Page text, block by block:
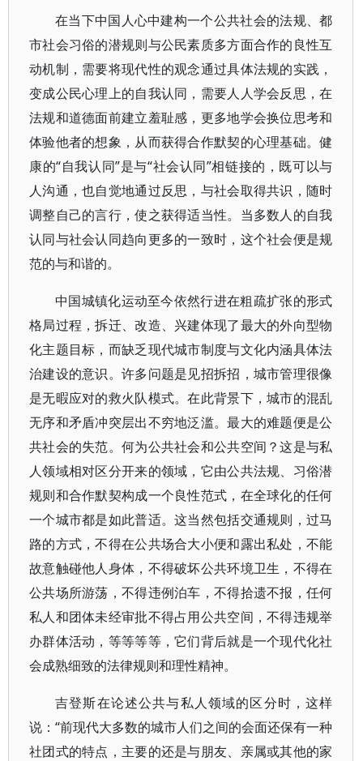
在当下中国人心中建构一个公共社会的法规、都
市社会习俗的潜规则与公民素质多方面合作的良性互
动机制，需要将现代性的观念通过具体法规的实践，
变成公民心理上的自我认同，需要人人学会反思，在
法规和道德面前建立羞耻感，更多地学会换位思考和
体验他者的想象，从而获得合作默契的心理基础。健
康的“自我认同”是与“社会认同”相链接的，既可以与
人沟通，也自觉地通过反思，与社会取得共识，随时
调整自己的言行，使之获得适当性。当多数人的自我
认同与社会认同趋向更多的一致时，这个社会便是规
范的与和谐的。
中国城镇化运动至今依然行进在粗疏扩张的形式
格局过程，拆迁、改造、兴建体现了最大的外向型物
化主题目标，而缺乏现代城市制度与文化内涵具体法
治建设的意识。许多问题是见招拆招，城市管理很像
是无暇应对的救火队模式。在此背景下，城市的混乱
无序和矛盾冲突层出不穷地泛滥。最大的难题便是公
共社会的失范。何为公共社会和公共空间？这是与私
人领域相对区分开来的领域，它由公共法规、习俗潜
规则和合作默契构成一个良性范式，在全球化的任何
一个城市都是如此普适。这当然包括交通规则，过马
路的方式，不得在公共场合大小便和露出私处，不能
故意触碰他人身体，不得破坏公共环境卫生，不得在
公共场所游荡，不得违例泊车，不得拾遗不报，任何
私人和团体未经审批不得占用公共空间，不得违规举
办群体活动，等等等等，它们背后就是一个现代化社
会成熟细致的法律规则和理性精神。
吉登斯在论述公共与私人领域的区分时，这样
说：“前现代大多数的城市人们之间的会面还保有一种
社团式的特点，主要的还是与朋友、亲属或其他的家